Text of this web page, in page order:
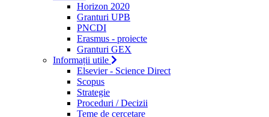
Horizon 2020
Granturi UPB
PNCDI
Erasmus - proiecte
Granturi GEX
Informații utile
Elsevier - Science Direct
Scopus
Strategie
Proceduri / Decizii
Teme de cercetare